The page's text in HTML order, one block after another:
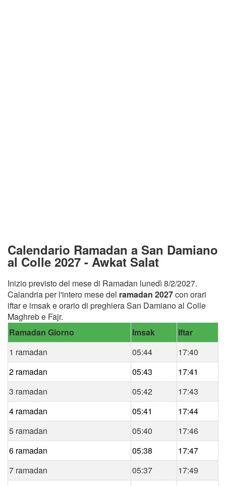
Calendario Ramadan a San Damiano
al Colle 2027 - Awkat Salat
Inizio previsto del mese di Ramadan lunedì 8/2/2027.
Calandria per l'intero mese del ramadan 2027con orari
iftar e imsak e orario di preghiera San Damiano al Colle
Maghreb e Fajr.
Ramadan Giorno
Imsak
Iftar
1 ramadan
05:44
17:40
2 ramadan
05:43
17:41
3 ramadan
05:42
17:43
4 ramadan
05:41
17:44
5 ramadan
05:40
17:46
6 ramadan
05:38
17:47
7 ramadan
05:37
17:49